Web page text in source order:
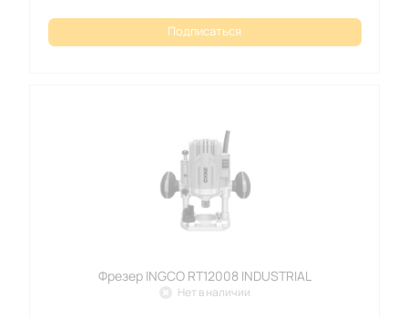
Подписаться
Фрезер INGCO RT12008 INDUSTRIAL
Нет в наличии